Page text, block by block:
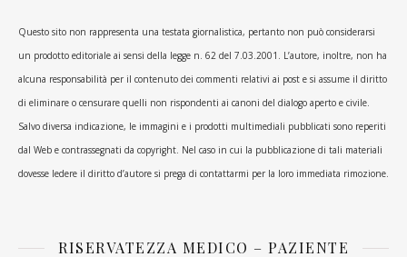
Questo sito non rappresenta una testata giornalistica, pertanto non può considerarsi
un prodotto editoriale ai sensi della legge n. 62 del 7.03.2001. L’autore, inoltre, non ha
alcuna responsabilità per il contenuto dei commenti relativi ai post e si assume il diritto
di eliminare o censurare quelli non rispondenti ai canoni del dialogo aperto e civile.
Salvo diversa indicazione, le immagini e i prodotti multimediali pubblicati sono reperiti
dal Web e contrassegnati da copyright. Nel caso in cui la pubblicazione di tali materiali
dovesse ledere il diritto d’autore si prega di contattarmi per la loro immediata rimozione.
RISERVATEZZA MEDICO – PAZIENTE